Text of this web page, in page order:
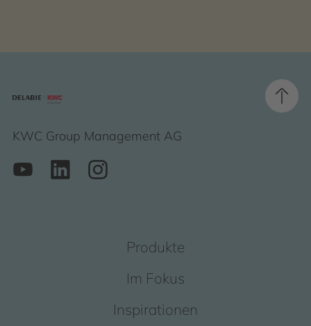
KWC Group Management AG
Produkte
Im Fokus
Inspirationen